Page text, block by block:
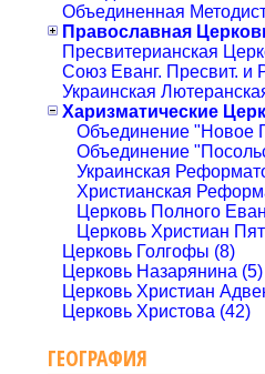
Объединенная
Православная
Пресвитерианская
Союз Еванг. Пресвит. и
Украинская
Харизматические
Объединение "Новое
Объединение
Украинская
Христианская
Церковь Полного
Церковь Христиан
Церковь Голгофы (8)
Церковь Назарянина (5)
Церковь Христиан
Церковь Христова (42)
ГЕОГРАФИЯ